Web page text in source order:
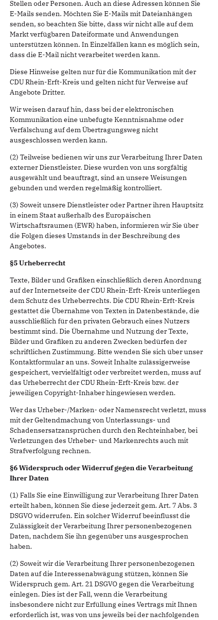
Stellen oder Personen. Auch an diese Adressen können Sie
E-Mails senden. Möchten Sie E-Mails mit Dateianhängen
senden, so beachten Sie bitte, dass wir nicht alle auf dem
Markt verfügbaren Dateiformate und Anwendungen
unterstützen können. In Einzelfällen kann es möglich sein,
dass die E-Mail nicht verarbeitet werden kann.
Diese Hinweise gelten nur für die Kommunikation mit der
CDU Rhein-Erft-Kreis und gelten nicht für Verweise auf
Angebote Dritter.
Wir weisen darauf hin, dass bei der elektronischen
Kommunikation eine unbefugte Kenntnisnahme oder
Verfälschung auf dem Übertragungsweg nicht
ausgeschlossen werden kann.
(2) Teilweise bedienen wir uns zur Verarbeitung Ihrer Daten
externer Dienstleister. Diese wurden von uns sorgfältig
ausgewählt und beauftragt, sind an unsere Weisungen
gebunden und werden regelmäßig kontrolliert.
(3) Soweit unsere Dienstleister oder Partner ihren Hauptsitz
in einem Staat außerhalb des Europäischen
Wirtschaftsraumen (EWR) haben, informieren wir Sie über
die Folgen dieses Umstands in der Beschreibung des
Angebotes.
§5 Urheberrecht
Texte, Bilder und Grafiken einschließlich deren Anordnung
auf der Internetseite der CDU Rhein-Erft-Kreis unterliegen
dem Schutz des Urheberrechts. Die CDU Rhein-Erft-Kreis
gestattet die Übernahme von Texten in Datenbestände, die
ausschließlich für den privaten Gebrauch eines Nutzers
bestimmt sind. Die Übernahme und Nutzung der Texte,
Bilder und Grafiken zu anderen Zwecken bedürfen der
schriftlichen Zustimmung. Bitte wenden Sie sich über unser
Kontaktformular an uns. Soweit Inhalte zulässigerweise
gespeichert, vervielfältigt oder verbreitet werden, muss auf
das Urheberrecht der CDU Rhein-Erft-Kreis bzw. der
jeweiligen Copyright-Inhaber hingewiesen werden.
Wer das Urheber-/Marken- oder Namensrecht verletzt, muss
mit der Geltendmachung von Unterlassungs- und
Schadensersatzansprüchen durch den Rechteinhaber, bei
Verletzungen des Urheber- und Markenrechts auch mit
Strafverfolgung rechnen.
§6 Widerspruch oder Widerruf gegen die Verarbeitung
Ihrer Daten
(1) Falls Sie eine Einwilligung zur Verarbeitung Ihrer Daten
erteilt haben, können Sie diese jederzeit gem. Art. 7 Abs. 3
DSGVO widerrufen. Ein solcher Widerruf beeinflusst die
Zulässigkeit der Verarbeitung Ihrer personenbezogenen
Daten, nachdem Sie ihn gegenüber uns ausgesprochen
haben.
(2) Soweit wir die Verarbeitung Ihrer personenbezogenen
Daten auf die Interessenabwägung stützen, können Sie
Widerspruch gem. Art. 21 DSGVO gegen die Verarbeitung
einlegen. Dies ist der Fall, wenn die Verarbeitung
insbesondere nicht zur Erfüllung eines Vertrags mit Ihnen
erforderlich ist, was von uns jeweils bei der nachfolgenden